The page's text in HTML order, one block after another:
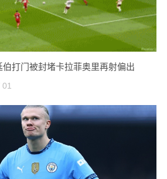
打门被封堵卡拉菲奥里再射偏出